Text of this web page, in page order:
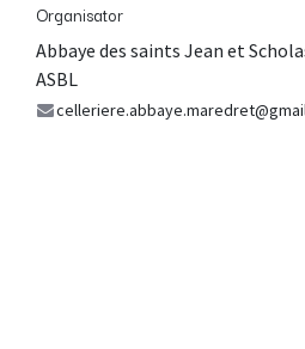
Organisator
Abbaye des saints Jean et
ASBL